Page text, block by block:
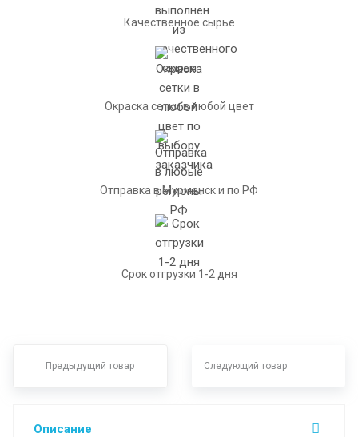
Качественное сырье
Окраска сетки в любой цвет
Отправка в Мурманск и по РФ
Срок отгрузки 1-2 дня
Предыдущий товар Следующий товар
Описание